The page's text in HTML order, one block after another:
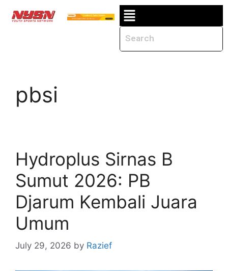
pbsi
Hydroplus Sirnas B
Sumut 2026: PB
Djarum Kembali Juara
Umum
July 29, 2026 by Razief